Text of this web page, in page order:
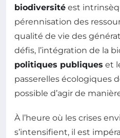
biodiversité est
pérennisation des
qualité de vie des
défis, l’intégration de la
politiques publiques et
passerelles écologiques
possible d’agir de
À l’heure où les crises
s’intensifient, il est